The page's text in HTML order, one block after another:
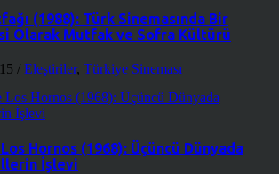
(1988): Türk Sinemasında Bir
Olarak Mutfak ve Sofra Kültürü
/ Eleştiriler, Türkiye Sineması
Hornos (1968): Üçüncü Dünyada
İşlevi